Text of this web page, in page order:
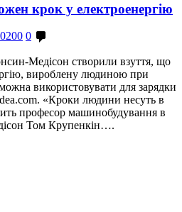
крок у електроенергію
0
Медісон створили взуття, що
вироблену людиною при
використовувати для зарядки
«Кроки людини несуть в
професор машинобудування в
Том Крупенкін….